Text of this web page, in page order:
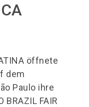
öffnete
dem
Paulo ihre
BRAZIL FAIR